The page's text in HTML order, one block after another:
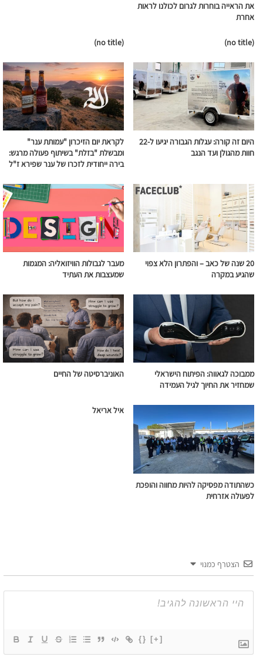
את הראייה בוחרות לגרום לכולנו לראות
אחרת
(no title)
(no title)
היום זה קורה: עגלות הגבורה יגיעו ל-22
חוות מהגולן ועד הנגב
לקראת יום הזיכרון "עמותת ענר"
ומבשלת "בזלת" בשיתוף פעולה מרגש:
בירה ייחודית לזכרו של ענר שפירא ז"ל
20 שנה של כאב – והפתרון הלא צפוי
שהגיע במקרה
מעבר לגבולות הוויזואליה: המגמות
שמעצבות את העתיד
ממבוכה לגאווה: הפיתוח הישראלי
שמחזיר את החיוך לגיל העמידה
האוניברסיטה של החיים
כשהתודה מפסיקה להיות מחווה והופכת
לפעולה אזרחית
איל אריאל
הצטרף כמנוי
{} [+]